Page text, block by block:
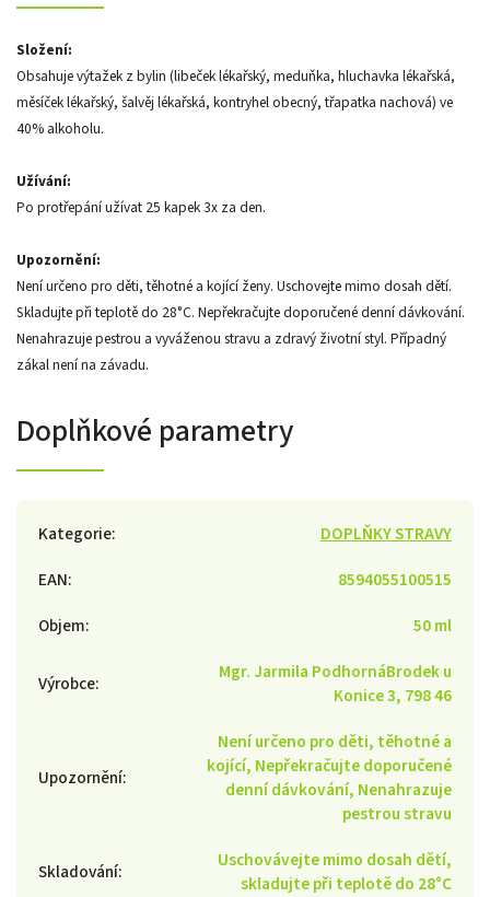
Složení:
Obsahuje výtažek z bylin (libeček lékařský, meduňka, hluchavka lékařská,
měsíček lékařský, šalvěj lékařská, kontryhel obecný, třapatka nachová) ve
40% alkoholu.
Užívání:
Po protřepání užívat 25 kapek 3x za den.
Upozornění:
Není určeno pro děti, těhotné a kojící ženy. Uschovejte mimo dosah dětí.
Skladujte při teplotě do 28°C. Nepřekračujte doporučené denní dávkování.
Nenahrazuje pestrou a vyváženou stravu a zdravý životní styl. Případný
zákal není na závadu.
Doplňkové parametry
Kategorie:
DOPLŇKY STRAVY
EAN:
8594055100515
Objem: 50 ml
Výrobce:
Mgr. Jarmila PodhornáBrodek u
Konice 3, 798 46
Upozornění:
Není určeno pro děti, těhotné a
kojící, Nepřekračujte doporučené
denní dávkování, Nenahrazuje
pestrou stravu
Skladování:
Uschovávejte mimo dosah dětí,
skladujte při teplotě do 28°C